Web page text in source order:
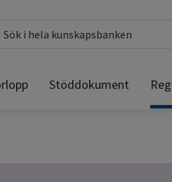
Stöddokument